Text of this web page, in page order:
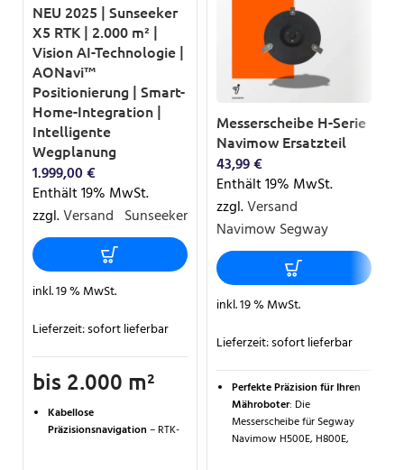
NEU 2025 | Sunseeker
X5 RTK | 2.000 m² |
Vision AI-Technologie |
AONavi™
Positionierung | Smart-
Home-Integration |
Intelligente
Wegplanung
1.999,00€
Enthält 19% MwSt.
zzgl.Versand Sunseeker
inkl. 19 % MwSt.
Lieferzeit:sofort lieferbar
bis 2.000 m²
Kabellose
Präzisionsnavigation – RTK-
Messerscheibe H-Serie
Navimow Ersatzteil
43,99€
Enthält 19% MwSt.
zzgl.Versand
Navimow Segway
inkl. 19 % MwSt.
Lieferzeit:sofort lieferbar
Perfekte Präzision für Ihren
Mähroboter: Die
Messerscheibe für Segway
Navimow H500E, H800E,